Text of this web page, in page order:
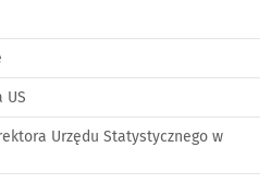
US
Urzędu Statystycznego w